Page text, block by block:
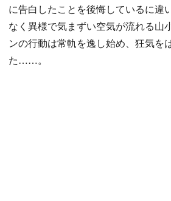
に告白したことを後悔しているに
なく異様で気まずい空気が流れる山
ンの行動は常軌を逸し始め、狂気を
た……。